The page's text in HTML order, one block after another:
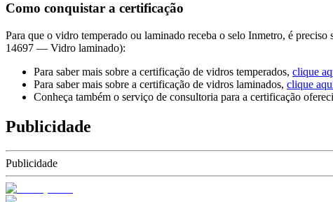
Como conquistar a certificação
Para que o vidro temperado ou laminado receba o selo Inmetro, é
14697 — Vidro laminado):
Para saber mais sobre a certificação de vidros temperados, clique
Para saber mais sobre a certificação de vidros laminados, clique
Conheça também o serviço de consultoria para a certificação
Publicidade
Publicidade